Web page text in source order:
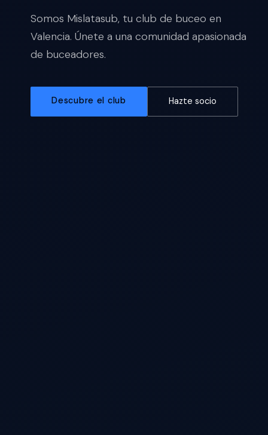
Somos Mislatasub, tu club de buceo en
Valencia. Únete a una comunidad apasionada
de buceadores.
Descubre el club Hazte socio